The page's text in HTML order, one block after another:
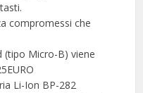
compromessi che
(tipo Micro-B) viene
Li-Ion BP-282